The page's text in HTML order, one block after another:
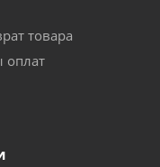
товара
оплат